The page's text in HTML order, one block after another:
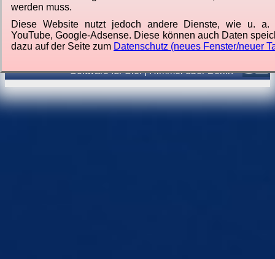
Software für Sie.|Himmel über Berlin
werden muss.
Diese Website nutzt jedoch andere Dienste, wie u. a.
YouTube, Google-Adsense. Diese können auch Daten
dazu auf der Seite zum Datenschutz (neues Fenster/neuer